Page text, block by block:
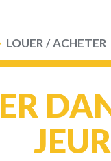
LOUER / ACHETER